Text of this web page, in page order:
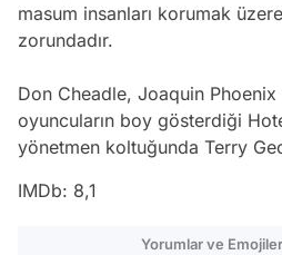
masum insanları korumak
zorundadır.
Don Cheadle, Joaquin
oyuncuların boy gösterdiği
yönetmen koltuğunda Terry
IMDb: 8,1
Yorumlar ve Emojiler